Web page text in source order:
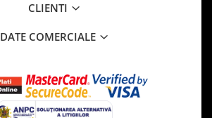
CLIENTI
DATE COMERCIALE